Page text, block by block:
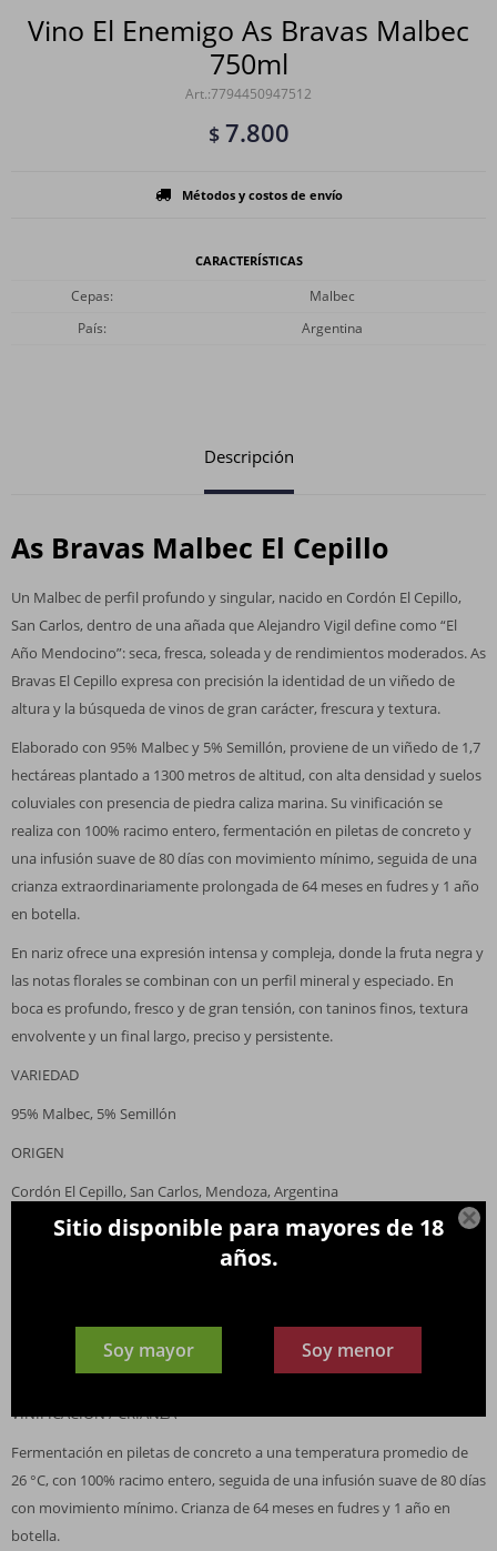

Sitio disponible para mayores de 18
años.
Soy mayor Soy menor
Vino El Enemigo As Bravas Malbec
750ml
7794450947512
$ 7.800
Métodos y costos de envío
CARACTERÍSTICAS
Cepas
Malbec
País
Argentina
Descripción
As Bravas Malbec El Cepillo
Un Malbec de perfil profundo y singular, nacido en Cordón El Cepillo,
San Carlos, dentro de una añada que Alejandro Vigil define como “El
Año Mendocino”: seca, fresca, soleada y de rendimientos moderados. As
Bravas El Cepillo expresa con precisión la identidad de un viñedo de
altura y la búsqueda de vinos de gran carácter, frescura y textura.
Elaborado con 95% Malbec y 5% Semillón, proviene de un viñedo de 1,7
hectáreas plantado a 1300 metros de altitud, con alta densidad y suelos
coluviales con presencia de piedra caliza marina. Su vinificación se
realiza con 100% racimo entero, fermentación en piletas de concreto y
una infusión suave de 80 días con movimiento mínimo, seguida de una
crianza extraordinariamente prolongada de 64 meses en fudres y 1 año
en botella.
En nariz ofrece una expresión intensa y compleja, donde la fruta negra y
las notas florales se combinan con un perfil mineral y especiado. En
boca es profundo, fresco y de gran tensión, con taninos finos, textura
envolvente y un final largo, preciso y persistente.
VARIEDAD
95% Malbec, 5% Semillón
ORIGEN
Cordón El Cepillo, San Carlos, Mendoza, Argentina
VIÑEDO
1,7 ha a 1300 msnm, viñedo de alta densidad (8.000 plantas por
Coluvial con piedra caliza marina
VINIFICACIÓN / CRIANZA
Fermentación en piletas de concreto a una temperatura promedio de
26 °C, con 100% racimo entero, seguida de una infusión suave de 80 días
con movimiento mínimo. Crianza de 64 meses en fudres y 1 año en
botella.